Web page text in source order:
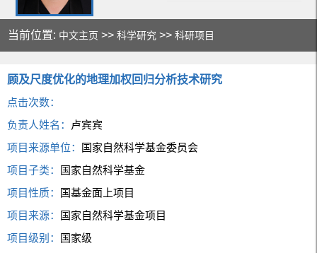
当前位置: 中文主页 >>科学研究 >>科研项目
顾及尺度优化的地理加权回归分析技术研究
点击次数：
负责人姓名： 卢宾宾
项目来源单位：
国家自然科学基金委员会
项目子类：
国家自然科学基金
项目性质：
国基金面上项目
项目来源：
国家自然科学基金项目
项目级别：
国家级